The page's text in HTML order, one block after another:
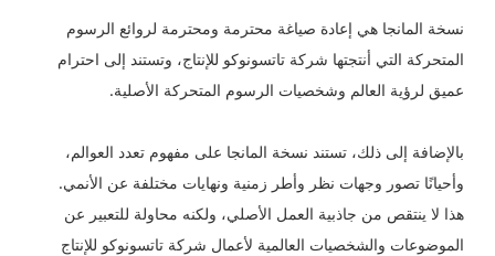
نبذة عن أعمال شركة تاتسونوكو للإنتاج
نسخة المانجا هي إعادة صياغة محترمة ومحترمة لروائع الرسوم
المتحركة التي أنتجتها شركة تاتسونوكو للإنتاج، وتستند إلى احترام
عميق لرؤية العالم وشخصيات الرسوم المتحركة الأصلية.
بالإضافة إلى ذلك، تستند نسخة المانجا على مفهوم تعدد العوالم،
وأحيانًا تصور وجهات نظر وأطر زمنية ونهايات مختلفة عن الأنمي.
هذا لا ينتقص من جاذبية العمل الأصلي، ولكنه محاولة للتعبير عن
الموضوعات والشخصيات العالمية لأعمال شركة تاتسونوكو للإنتاج